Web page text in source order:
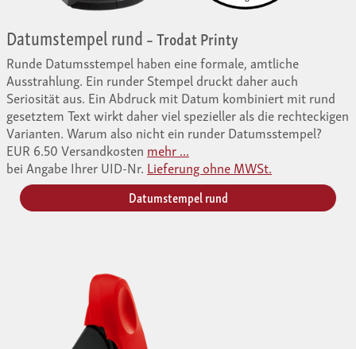
Datumstempel rund– Trodat Printy
Runde Datumsstempel haben eine formale, amtliche
Ausstrahlung. Ein runder Stempel druckt daher auch
Seriosität aus. Ein Abdruck mit Datum kombiniert mit rund
gesetztem Text wirkt daher viel spezieller als die rechteckigen
Varianten. Warum also nicht ein runder Datumsstempel?
EUR 6.50 Versandkosten mehr ...
bei Angabe Ihrer UID-Nr. Lieferung ohne MWSt.
Datumstempel rund